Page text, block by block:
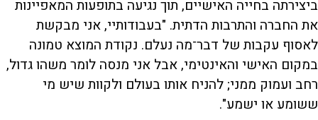
ביצירתה בחייה האישיים, תוך נגיעה בתופעות המאפיינות
את החברה והתרבות הדתית. "בעבודותיי, אני מבקשת
לאסוף עקבות של דבר־מה נעלם. נקודת המוצא טמונה
במקום האישי והאינטימי, אבל אני מנסה לומר משהו גדול,
רחב ועמוק ממני; להניח אותו בעולם ולקוות שיש מי
ששומע או ישמע".